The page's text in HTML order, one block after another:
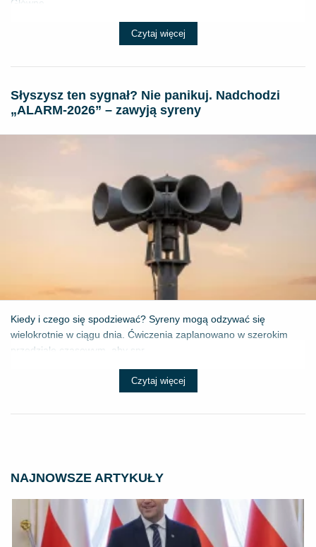
Główne ...
Czytaj więcej
Słyszysz ten sygnał? Nie panikuj. Nadchodzi
„ALARM-2026” – zawyją syreny
Kiedy i czego się spodziewać? Syreny mogą odzywać się
wielokrotnie w ciągu dnia. Ćwiczenia zaplanowano w szerokim
przedziale czasowym, aby spr...
Czytaj więcej
NAJNOWSZE ARTYKUŁY